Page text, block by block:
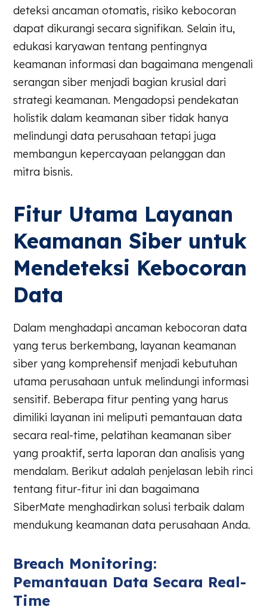
deteksi ancaman otomatis, risiko kebocoran
dapat dikurangi secara signifikan. Selain itu,
edukasi karyawan tentang pentingnya
keamanan informasi dan bagaimana mengenali
serangan siber menjadi bagian krusial dari
strategi keamanan. Mengadopsi pendekatan
holistik dalam keamanan siber tidak hanya
melindungi data perusahaan tetapi juga
membangun kepercayaan pelanggan dan
mitra bisnis.
Fitur Utama Layanan
Keamanan Siber untuk
Mendeteksi Kebocoran
Data
Dalam menghadapi ancaman kebocoran data
yang terus berkembang, layanan keamanan
siber yang komprehensif menjadi kebutuhan
utama perusahaan untuk melindungi informasi
sensitif. Beberapa fitur penting yang harus
dimiliki layanan ini meliputi pemantauan data
secara real-time, pelatihan keamanan siber
yang proaktif, serta laporan dan analisis yang
mendalam. Berikut adalah penjelasan lebih rinci
tentang fitur-fitur ini dan bagaimana
SiberMate menghadirkan solusi terbaik dalam
mendukung keamanan data perusahaan Anda.
Breach Monitoring:
Pemantauan Data Secara Real-
Time